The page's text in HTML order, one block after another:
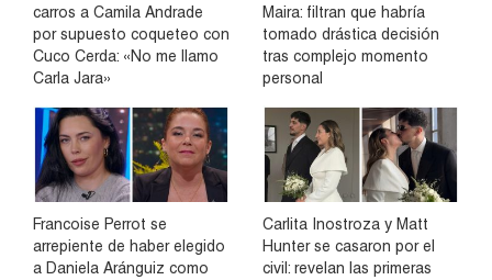
carros a Camila Andrade
por supuesto coqueteo con
Cuco Cerda: «No me llamo
Carla Jara»
Maira: filtran que habría
tomado drástica decisión
tras complejo momento
personal
Francoise Perrot se
arrepiente de haber elegido
a Daniela Aránguiz como
Carlita Inostroza y Matt
Hunter se casaron por el
civil: revelan las primeras